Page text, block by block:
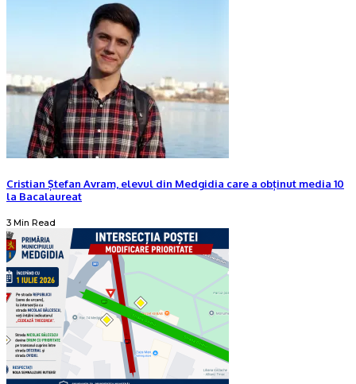
Cristian Ștefan Avram, elevul din Medgidia care a obținut media 10
la Bacalaureat
3 Min Read